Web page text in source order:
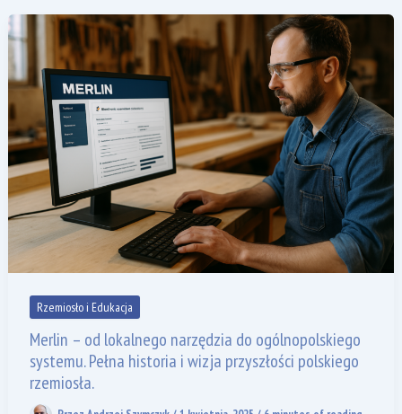
Rzemiosło i Edukacja
Merlin – od lokalnego narzędzia do ogólnopolskiego
systemu. Pełna historia i wizja przyszłości polskiego
rzemiosła.